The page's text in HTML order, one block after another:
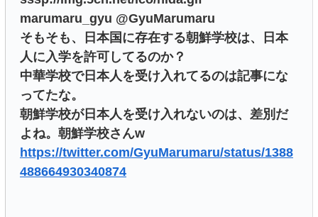
marumaru_gyu @GyuMarumaru
そもそも、日本国に存在する朝鮮学校は、日本
人に入学を許可してるのか？
中華学校で日本人を受け入れてるのは記事にな
ってたな。
朝鮮学校が日本人を受け入れないのは、差別だ
よね。朝鮮学校さんw
https://twitter.com/GyuMarumaru/status/1388
488664930340874